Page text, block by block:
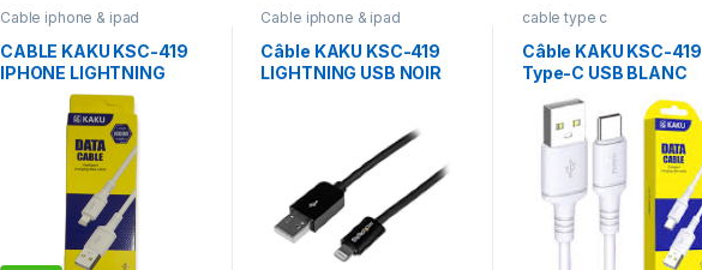
Cable iphone & ipad
CABLE KAKU KSC-419
IPHONE LIGHTNING
Cable iphone & ipad
Câble KAKU KSC-419
LIGHTNING USB NOIR
cable type c
Câble KAKU KSC-419
Type-C USB BLANC